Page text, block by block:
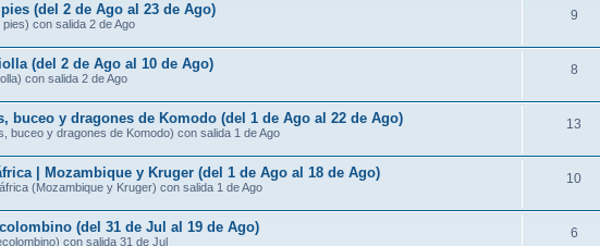
(del 2 de Ago al 23 de Ago)
con salida 2 de Ago
9
(del 2 de Ago al 10 de Ago)
con salida 2 de Ago
8
buceo y dragones de Komodo (del 1 de Ago al 22 de Ago)
buceo y dragones de Komodo) con salida 1 de Ago
13
| Mozambique y Kruger (del 1 de Ago al 18 de Ago)
(Mozambique y Kruger) con salida 1 de Ago
10
(del 31 de Jul al 19 de Ago)
con salida 31 de Jul
6